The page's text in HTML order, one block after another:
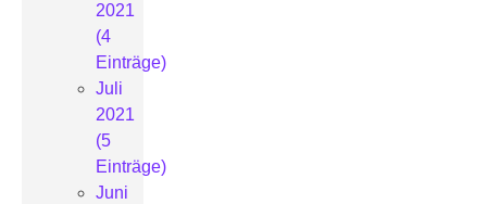
2021
(4
Einträge)
Juli
2021
(5
Einträge)
Juni